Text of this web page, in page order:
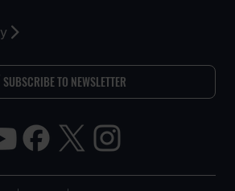
SUBSCRIBE TO NEWSLETTER